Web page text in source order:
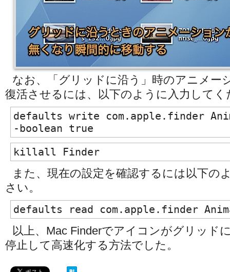
なお、「グリッドに沿う」時のアニメー
復活させるには、以下のように入力してく
defaults write com.apple.finder
-boolean true
killall Finder
また、現在の設定を確認するには以下の
さい。
defaults read com.apple.finder
以上、Mac Finderでアイコンがグリッド
停止して高速化する方法でした。